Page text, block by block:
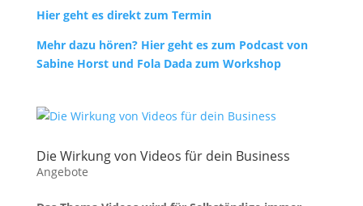
Hier geht es direkt zum Termin
Mehr dazu hören? Hier geht es zum Podcast von
Sabine Horst und Fola Dada zum Workshop
Die Wirkung von Videos für dein Business
Angebote